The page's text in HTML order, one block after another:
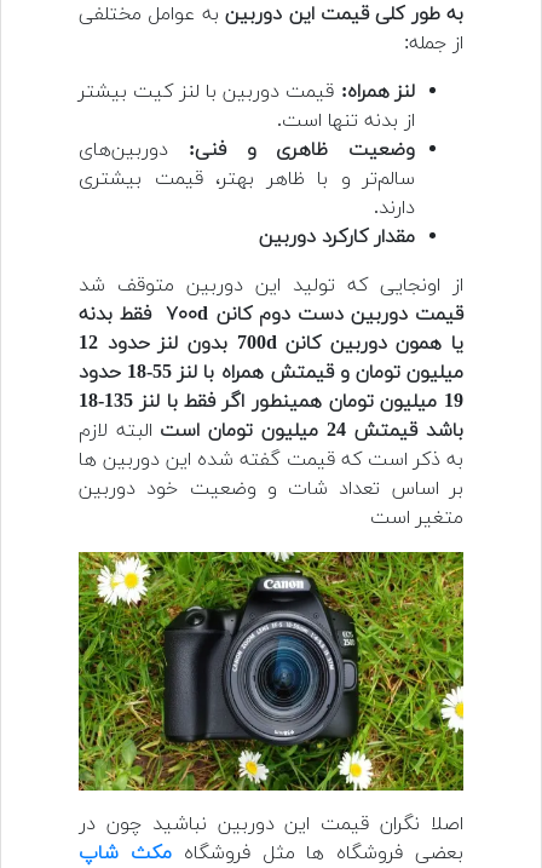
به طور کلی قیمت این دوربینبه عوامل مختلفی
از جمله:
لنز همراه: قیمت دوربین با لنز کیت بیشتر
از بدنه تنها است.
وضعیت ظاهری و فنی: دوربین‌های
سالم‌تر و با ظاهر بهتر، قیمت بیشتری
دارند.
مقدار کارکرد دوربین
از اونجایی که تولید این دوربین متوقف شد
قیمت دوربین دست دوم کانن ۷۰۰d فقط بدنه
یا همون دوربین کانن 700d بدون لنز حدود 12
میلیون تومان و قیمتش همراه با لنز 55-18 حدود
19 میلیون تومان همینطور اگر فقط با لنز 135-18
باشد قیمتش 24 میلیون تومان است
البته لازم
به ذکر است که قیمت گفته شده این دوربین ها
بر اساس تعداد شات و وضعیت خود دوربین
متغیر است
اصلا نگران قیمت این دوربین نباشید چون در
بعضی فروشگاه ها مثل فروشگاهمکث شاپ